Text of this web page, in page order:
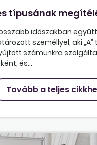
típusának
időszakban
személlyel, aki „A”
számunkra
és...
Tovább a teljes